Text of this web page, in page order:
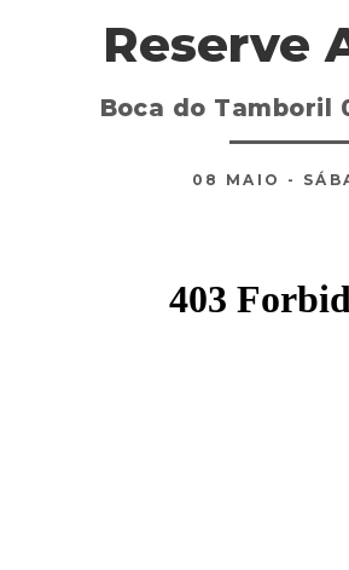
Reserve
Boca do Tamboril
08 MAIO -